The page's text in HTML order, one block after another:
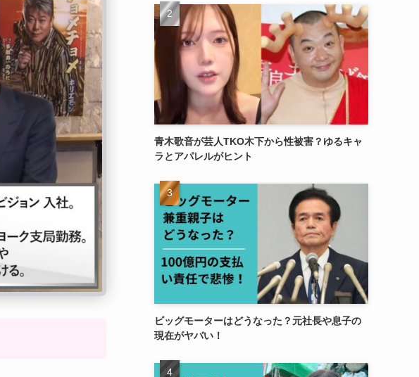
青木歌音が芸人TKO木下から性被害？ゆるキャ
ラとアパレルがヒント
ビッグモーターはどうなった？元社長や息子の
現在がヤバい！